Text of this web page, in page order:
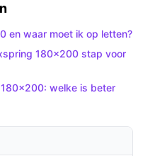
en waar moet ik op letten?
180x200 stap voor
welke is beter